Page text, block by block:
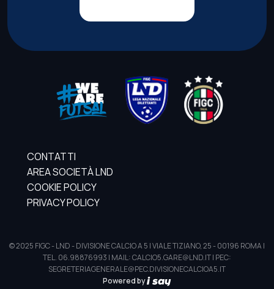
CONTATTI
AREA SOCIETÀ LND
COOKIE POLICY
PRIVACY POLICY
© 2025 FIGC - LND - DIVISIONE CALCIO A 5 | VIALE TIZIANO, 25 - 00196 ROMA |
TEL. 06.98876993 | MAIL: CALCIO5.GARE@LND.IT | PEC:
SEGRETERIAGENERALE@PEC.DIVISIONECALCIOA5.IT
Powered by